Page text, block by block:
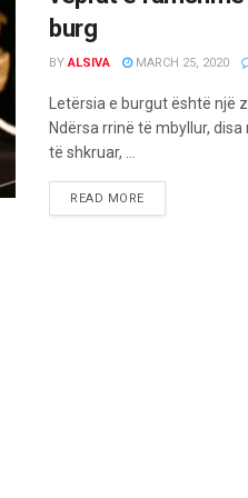
burg
BY ALSIVA MARCH 25, 2020
Letërsia e burgut është një
Ndërsa rrinë të mbyllur,
të shkruar, ...
READ MORE